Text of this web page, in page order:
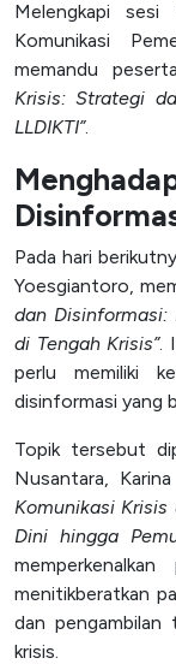
Melengkapi
Komunikasi
memandu
Krisis: Strategi
LLDIKTI”.
Pada hari
Yoesgiantoro,
dan Disinformasi:
di Tengah Krisis”.
perlu memiliki
disinformasi yang
Topik tersebut
Nusantara,
Komunikasi Krisis
Dini hingga
menitikberatkan
dan pengambilan
krisis.